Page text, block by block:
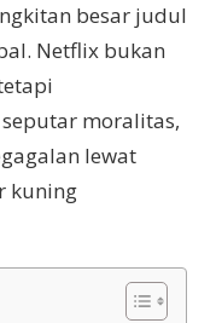
besar judul
Netflix bukan
moralitas,
lewat
kuning